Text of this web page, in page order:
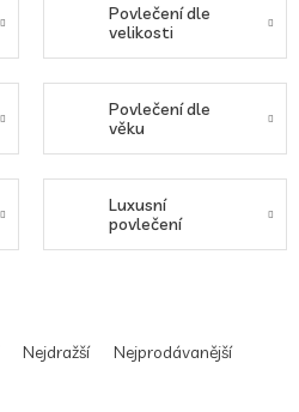
Povlečení dle
velikosti
Povlečení dle
věku
Luxusní
povlečení
Nejdražší Nejprodávanější